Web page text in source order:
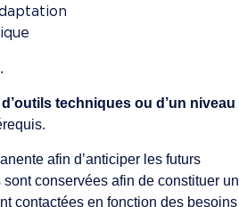
techniques ou d’un niveau
afin d’anticiper les futurs
conservées afin de constituer un
contactées en fonction des besoins